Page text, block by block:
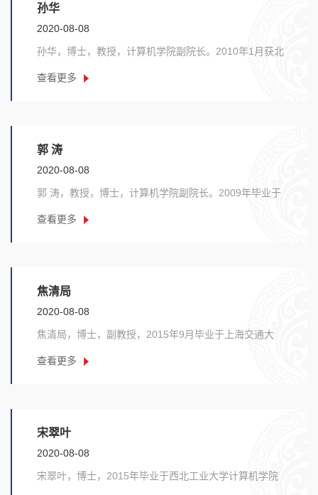
孙华
2020-08-08
孙华，博士，教授，计算机学院副院长。2010年1月获北
IE......
查看更多
郭 涛
2020-08-08
郭 涛，教授，博士，计算机学院副院长。2009年毕业于
查看更多
焦清局
2020-08-08
焦清局，博士，副教授，2015年9月毕业于上海交通大
《......
查看更多
宋翠叶
2020-08-08
宋翠叶，博士，2015年毕业于西北工业大学计算机学院